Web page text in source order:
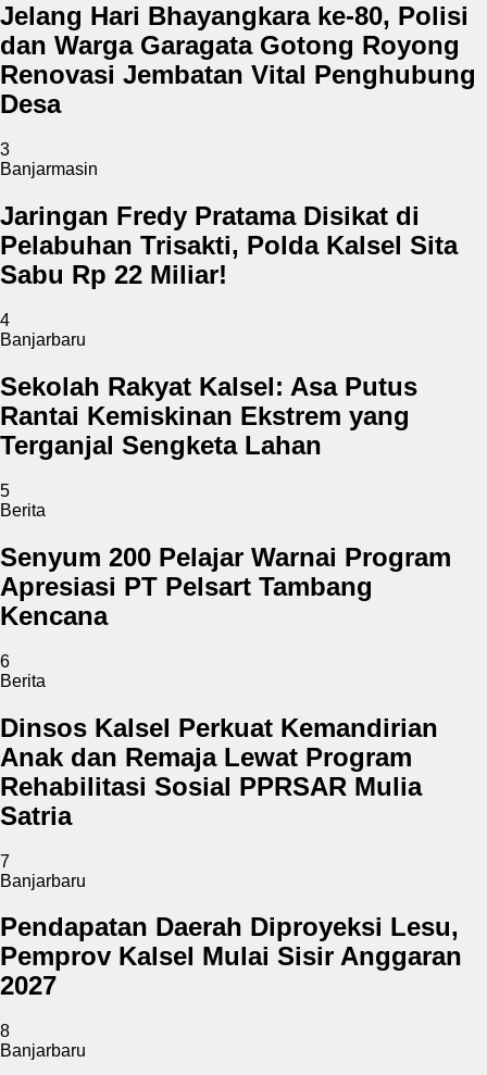
Jelang Hari Bhayangkara ke-80, Polisi
dan Warga Garagata Gotong Royong
Renovasi Jembatan Vital Penghubung
Desa
3
Banjarmasin
Jaringan Fredy Pratama Disikat di
Pelabuhan Trisakti, Polda Kalsel Sita
Sabu Rp 22 Miliar!
4
Banjarbaru
Sekolah Rakyat Kalsel: Asa Putus
Rantai Kemiskinan Ekstrem yang
Terganjal Sengketa Lahan
5
Berita
Senyum 200 Pelajar Warnai Program
Apresiasi PT Pelsart Tambang
Kencana
6
Berita
Dinsos Kalsel Perkuat Kemandirian
Anak dan Remaja Lewat Program
Rehabilitasi Sosial PPRSAR Mulia
Satria
7
Banjarbaru
Pendapatan Daerah Diproyeksi Lesu,
Pemprov Kalsel Mulai Sisir Anggaran
2027
8
Banjarbaru